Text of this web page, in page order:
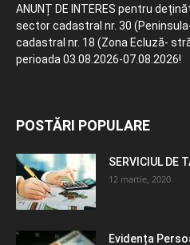
ANUNȚ DE INTERES pentru
sector cadastral nr. 30
cadastral nr. 18 (Zona Ecluză-
perioada 03.08.2026-07.08.2026!
POSTĂRI POPULARE
SERVICIUL DE
12 martie, 2020
Evidența